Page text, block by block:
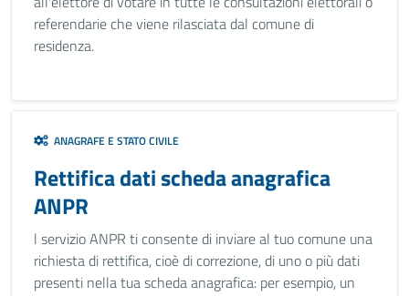
referendarie che viene rilasciata dal comune di
residenza.
ANAGRAFE E STATO CIVILE
Rettifica dati scheda anagrafica
ANPR
l servizio ANPR ti consente di inviare al tuo comune una
richiesta di rettifica, cioè di correzione, di uno o più dati
presenti nella tua scheda anagrafica: per esempio, un